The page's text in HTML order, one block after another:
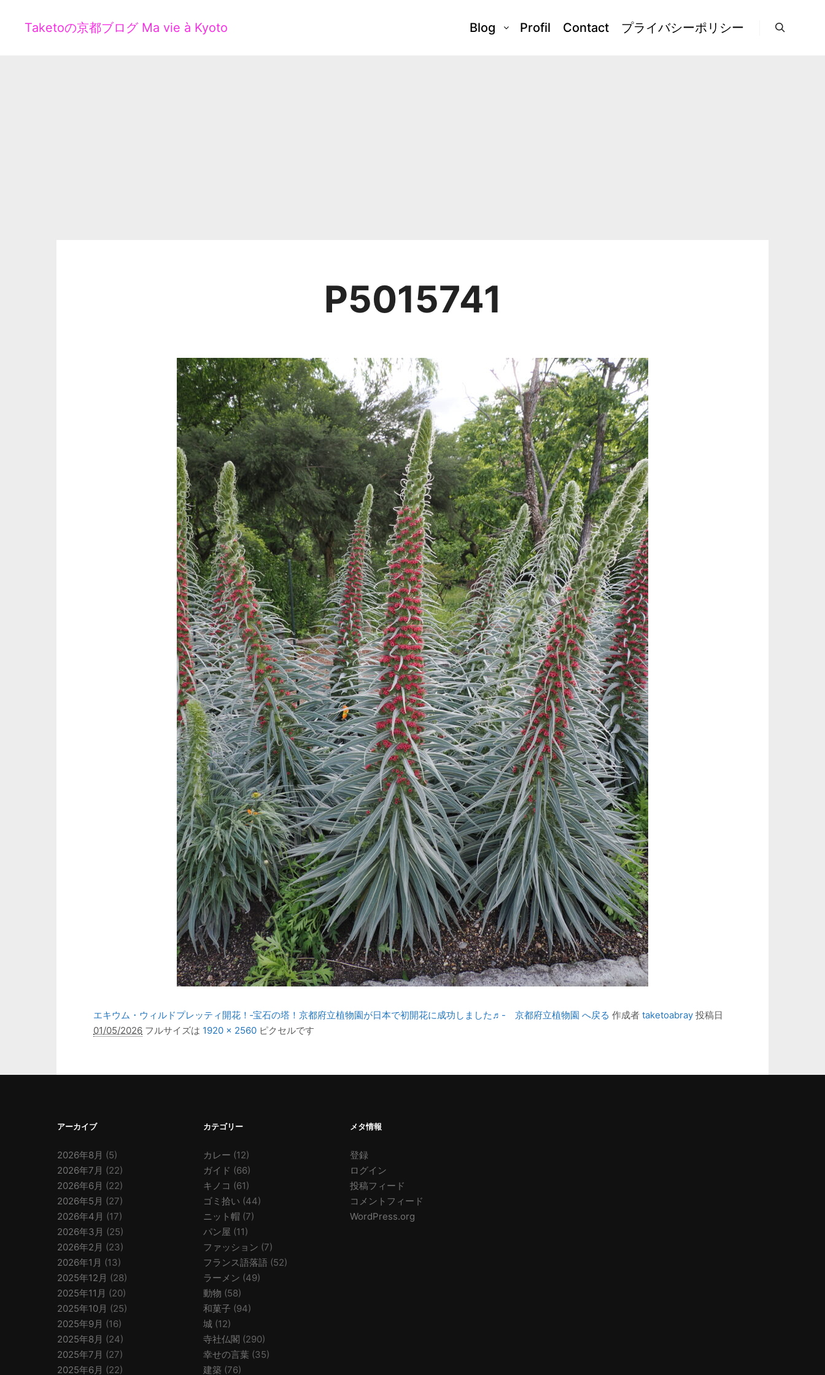
Taketoの京都ブログ Ma vie à Kyoto Blog Profil Contact プライバシーポリシー
P5015741
エキウム・ウィルドプレッティ開花！‐宝石の塔！京都府立植物園が日本で初開花に成功しました♬- 京都府立植物園 へ戻る 作成者 taketoabray 投稿日
01/05/2026 フルサイズは 1920 × 2560 ピクセルです
アーカイブ
2026年8月 (5)
2026年7月 (22)
2026年6月 (22)
2026年5月 (27)
2026年4月 (17)
2026年3月 (25)
2026年2月 (23)
2026年1月 (13)
2025年12月 (28)
2025年11月 (20)
2025年10月 (25)
2025年9月 (16)
2025年8月 (24)
2025年7月 (27)
2025年6月 (22)
カテゴリー
カレー (12)
ガイド (66)
キノコ (61)
ゴミ拾い (44)
ニット帽 (7)
パン屋 (11)
ファッション (7)
フランス語落語 (52)
ラーメン (49)
動物 (58)
和菓子 (94)
城 (12)
寺社仏閣 (290)
幸せの言葉 (35)
建築 (76)
メタ情報
登録
ログイン
投稿フィード
コメントフィード
WordPress.org